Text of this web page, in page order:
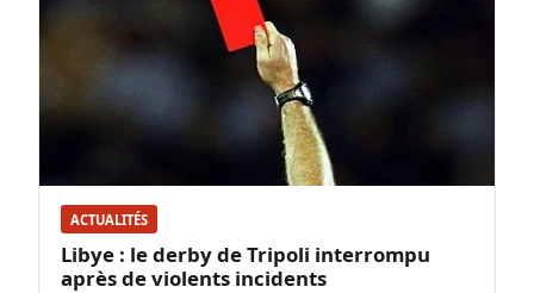
ACTUALITÉS
Libye : le derby de Tripoli interrompu
après de violents incidents